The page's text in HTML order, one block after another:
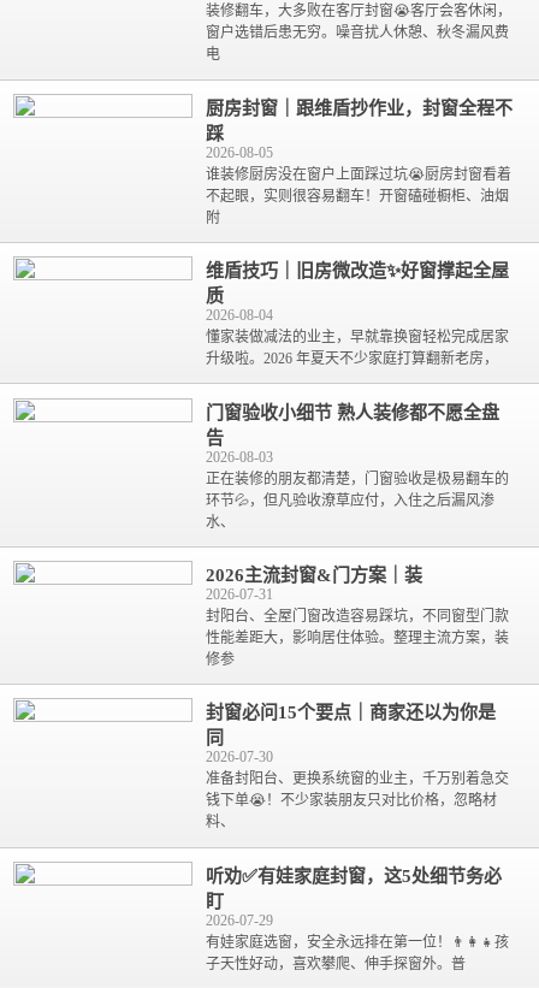
装修翻车，大多败在客厅封窗😭客厅会客休闲，
窗户选错后患无穷。噪音扰人休憩、秋冬漏风费
电
厨房封窗｜跟维盾抄作业，封窗全程不
踩
2026-08-05
谁装修厨房没在窗户上面踩过坑😭厨房封窗看着
不起眼，实则很容易翻车！开窗磕碰橱柜、油烟
附
维盾技巧｜旧房微改造✨好窗撑起全屋
质
2026-08-04
懂家装做减法的业主，早就靠换窗轻松完成居家
升级啦。2026 年夏天不少家庭打算翻新老房，
门窗验收小细节 熟人装修都不愿全盘
告
2026-08-03
正在装修的朋友都清楚，门窗验收是极易翻车的
环节💦，但凡验收潦草应付，入住之后漏风渗
水、
2026主流封窗&门方案｜装
2026-07-31
封阳台、全屋门窗改造容易踩坑，不同窗型门款
性能差距大，影响居住体验。整理主流方案，装
修参
封窗必问15个要点｜商家还以为你是
同
2026-07-30
准备封阳台、更换系统窗的业主，千万别着急交
钱下单😭！不少家装朋友只对比价格，忽略材
料、
听劝✅有娃家庭封窗，这5处细节务必
盯
2026-07-29
有娃家庭选窗，安全永远排在第一位！👨‍👩‍👧孩
子天性好动，喜欢攀爬、伸手探窗外。普